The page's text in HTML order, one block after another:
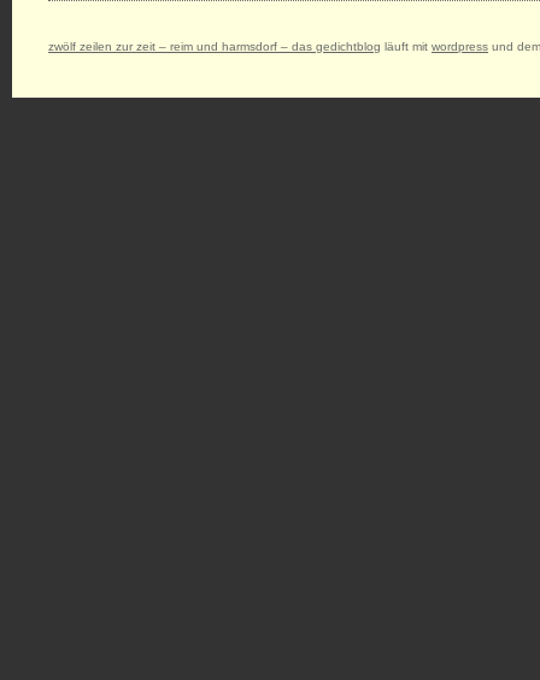
zwölf zeilen zur zeit – reim und harmsdorf – das gedichtblog läuft mit wordpress und